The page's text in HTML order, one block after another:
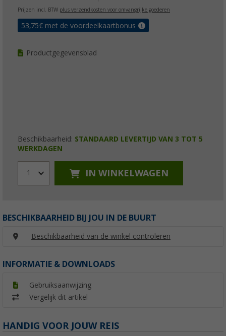
Prijzen incl. BTW plus verzendkosten voor omvangrijke goederen
53,75€ met de voordeelkaartbonus
Productgegevensblad
Beschikbaarheid: STANDAARD LEVERTIJD VAN 3 TOT 5
WERKDAGEN
1 IN WINKELWAGEN
BESCHIKBAARHEID BIJ JOU IN DE BUURT
Beschikbaarheid van de winkel controleren
INFORMATIE & DOWNLOADS
Gebruiksaanwijzing
Vergelijk dit artikel
HANDIG VOOR JOUW REIS